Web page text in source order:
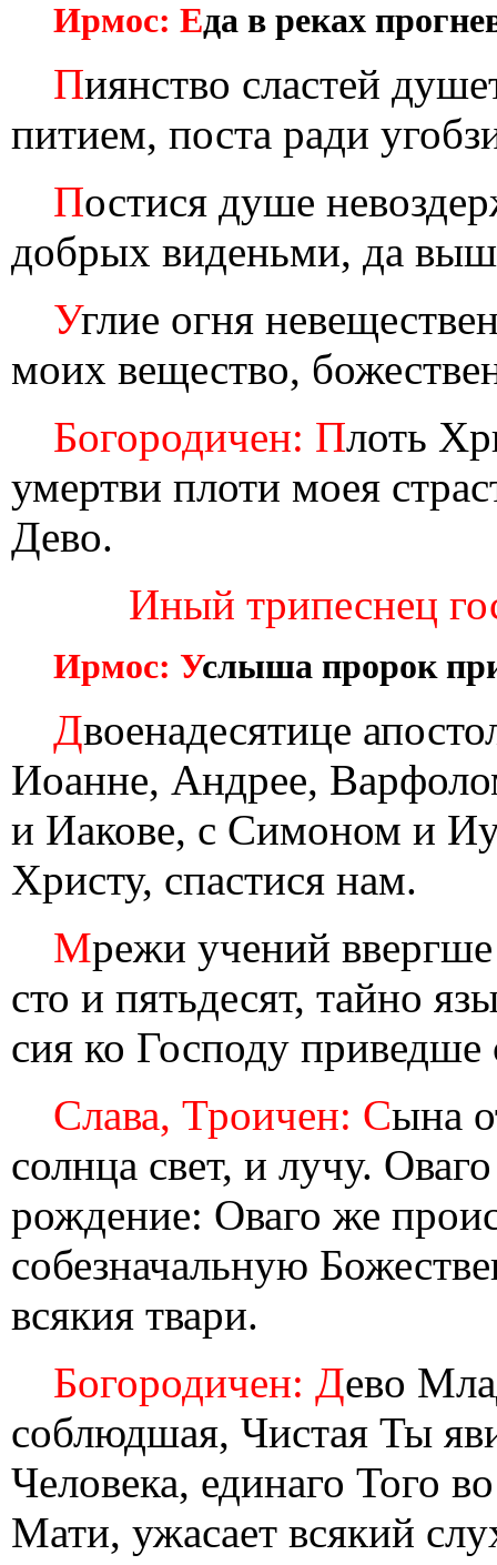
Ирмос: Еда в реках
Пиянство сластей
питием, поста ради
Постися душе
добрых виденьми, да
Углие огня
моих вещество,
Богородичен: Плоть
умертви плоти моея
Дево.
Иный трипеснец
Ирмос: Услыша пророк
Двоенадесятице
Иоанне, Андрее,
и Иакове, с Симоном и
Христу, спастися нам.
Мрежи учений
сто и пятьдесят, тайно
сия ко Господу приведше
Слава, Троичен: Сына
солнца свет, и лучу.
рождение: Оваго же
собезначальную
всякия твари.
Богородичен: Дево
соблюдшая, Чистая Ты
Человека, единаго Того
Мати, ужасает всякий